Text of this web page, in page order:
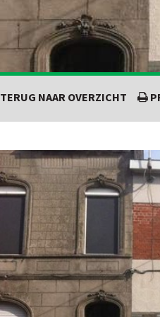
TERUG NAAR OVERZICHT